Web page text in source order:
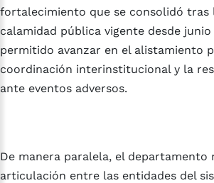
fortalecimiento que se consolidó tras
calamidad pública vigente desde
permitido avanzar en el alistamiento
coordinación interinstitucional y la
ante eventos adversos.
De manera paralela, el departamento
articulación entre las entidades del